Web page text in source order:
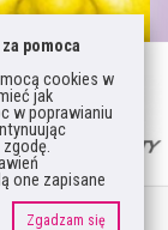
pomoca
cookies w
jak
w poprawianiu
one zapisane
Zgadzam się